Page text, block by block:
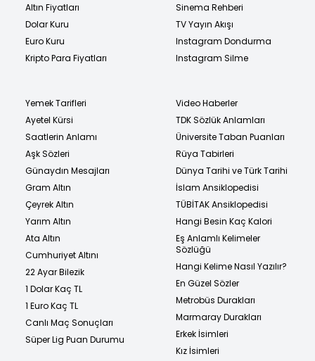
Altın Fiyatları
Dolar Kuru
Euro Kuru
Kripto Para Fiyatları
Sinema Rehberi
TV Yayın Akışı
Instagram Dondurma
Instagram Silme
Yemek Tarifleri
Ayetel Kürsi
Saatlerin Anlamı
Aşk Sözleri
Günaydın Mesajları
Gram Altın
Çeyrek Altın
Yarım Altın
Ata Altın
Cumhuriyet Altını
22 Ayar Bilezik
1 Dolar Kaç TL
1 Euro Kaç TL
Canlı Maç Sonuçları
Süper Lig Puan Durumu
Video Haberler
TDK Sözlük Anlamları
Üniversite Taban Puanları
Rüya Tabirleri
Dünya Tarihi ve Türk Tarihi
İslam Ansiklopedisi
TÜBİTAK Ansiklopedisi
Hangi Besin Kaç Kalori
Eş Anlamlı Kelimeler
Sözlüğü
Hangi Kelime Nasıl Yazılır?
En Güzel Sözler
Metrobüs Durakları
Marmaray Durakları
Erkek İsimleri
Kız İsimleri